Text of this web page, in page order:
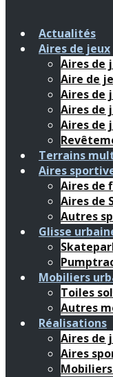
Actualités
Aires de jeux
Aires de
Aire de
Aires de
Aires de
Aires de
Terrains
Aires
Aires de
Aires de
Autres
Glisse
Mobiliers
Toiles
Autres
Réalisations
Aires de
Aires